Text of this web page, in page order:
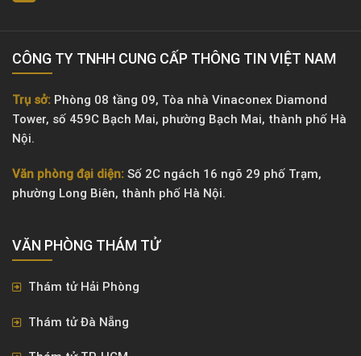
CÔNG TY TNHH CUNG CẤP THÔNG TIN VIỆT NAM
Trụ sở: Phòng 08 tầng 09, Tòa nhà Vinaconex Diamond
Tower, số 459C Bạch Mai, phường Bạch Mai, thành phố Hà
Nội.
Văn phòng đại diện: Số 2C ngách 16 ngõ 29 phố Trạm,
phường Long Biên, thành phố Hà Nội.
VĂN PHÒNG ​THÁM TỬ
Thám tử Hải Phòng
Thám tử Đà Nẵng